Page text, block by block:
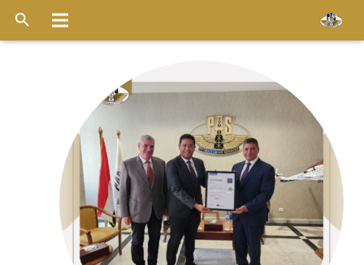
عن الشركة
خدماتنا
الاسطول
قواعد التشغيل